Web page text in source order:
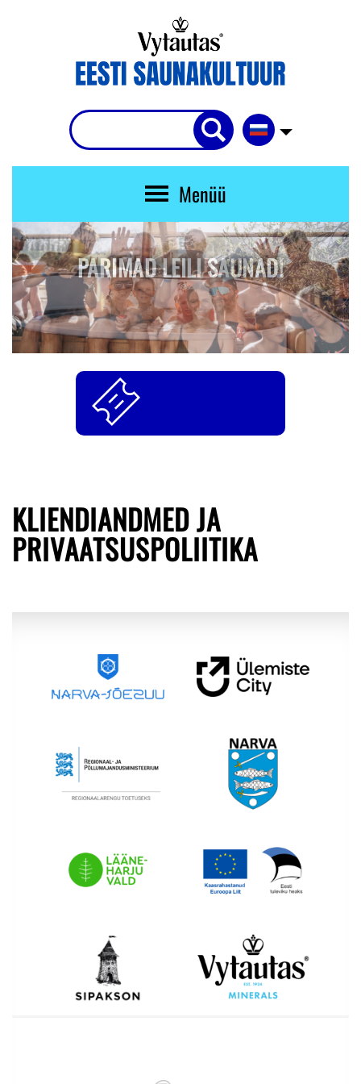
Menüü
PARIMAD LEILI SAUNAD!
KLIENDIANDMED JA
PRIVAATSUSPOLIITIKA